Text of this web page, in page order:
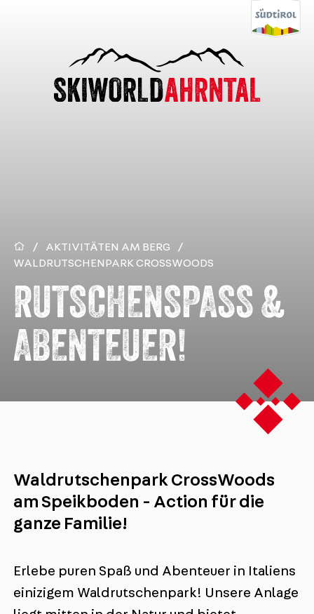
/ AKTIVITÄTEN AM BERG
/
WALDRUTSCHENPARK CROSSWOODS
RUTSCHENSPASS & A
BENTEUER!
Waldrutschenpark CrossWoods
am Speikboden - Action für die
ganze Familie!
Erlebe puren Spaß und Abenteuer in Italiens
einizigem Waldrutschenpark! Unsere Anlage